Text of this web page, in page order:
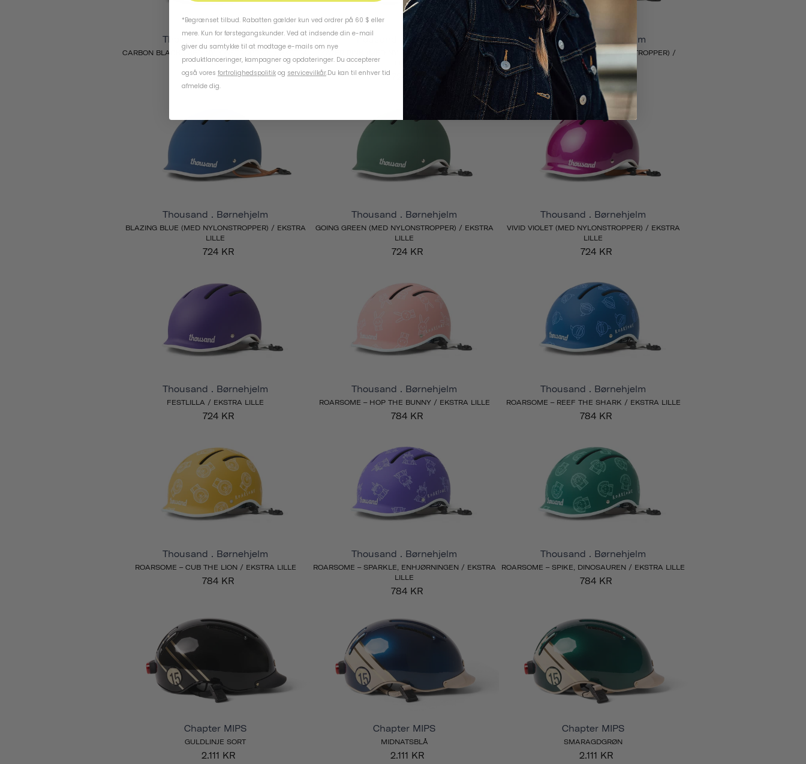
Thousand . Børnehjelm
CARBON BLACK (MED NYLONSTROPPER) / EKSTRA
LILLE
724 KR
Thousand . Børnehjelm
POWER PINK (MED NYLONSTROPPER) / EKSTRA
Thousand . Børnehjelm
SPEEDWAY CREME (MED NYLONSTROPPER) /
EKSTRA LILLE
724 KR
Thousand . Børnehjelm
BLAZING BLUE (MED NYLONSTROPPER) / EKSTRA
LILLE
724 KR
Thousand . Børnehjelm
GOING GREEN (MED NYLONSTROPPER) / EKSTRA
LILLE
724 KR
Thousand . Børnehjelm
VIVID VIOLET (MED NYLONSTROPPER) / EKSTRA
LILLE
724 KR
Thousand . Børnehjelm
FESTLILLA / EKSTRA LILLE
724 KR
Thousand . Børnehjelm
ROARSOME – HOP THE BUNNY / EKSTRA LILLE
784 KR
Thousand . Børnehjelm
ROARSOME – REEF THE SHARK / EKSTRA LILLE
784 KR
Thousand . Børnehjelm
ROARSOME – CUB THE LION / EKSTRA LILLE
784 KR
Thousand . Børnehjelm
ROARSOME – SPARKLE, ENHJØRNINGEN / EKSTRA
LILLE
784 KR
Thousand . Børnehjelm
ROARSOME – SPIKE, DINOSAUREN / EKSTRA LILLE
784 KR
Chapter MIPS
GULDLINJE SORT
2.111 KR
Chapter MIPS
MIDNATSBLÅ
2.111 KR
Chapter MIPS
SMARAGDGRØN
2.111 KR
*Begrænset tilbud. Rabatten gælder kun ved ordrer på 60 $ eller
mere. Kun for førstegangskunder. Ved at indsende din e-mail
giver du samtykke til at modtage e-mails om nye
produktlanceringer, kampagner og opdateringer. Du accepterer
også vores fortrolighedspolitik og servicevilkår.Du kan til enhver tid
afmelde dig.